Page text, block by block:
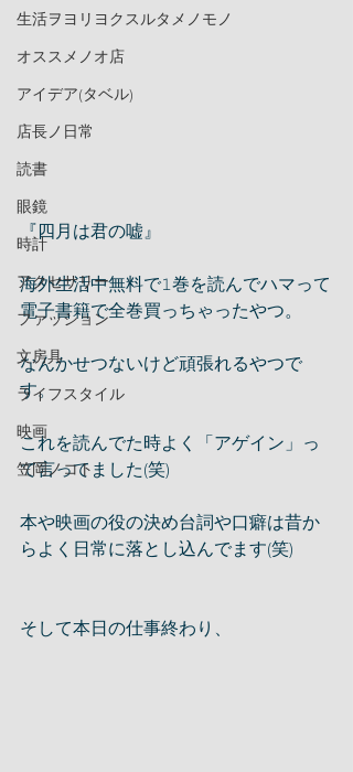
生活ヲヨリヨクスルタメノモノ
オススメノオ店
アイデア(タベル)
店長ノ日常
読書
眼鏡
時計
アクセサリー
ファッション
文房具
ライフスタイル
映画
笠岡ノコト
『四月は君の嘘』
海外生活中無料で𝟷巻を読んでハマって
電子書籍で全巻買っちゃったやつ。
なんかせつないけど頑張れるやつで
す。
これを読んでた時よく「アゲイン」っ
て言ってました(笑)
本や映画の役の決め台詞や口癖は昔か
らよく日常に落とし込んでます(笑)
そして本日の仕事終わり、